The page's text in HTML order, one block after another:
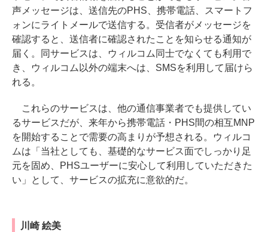
声メッセージは、送信先のPHS、携帯電話、スマートフ
ォンにライトメールで送信する。受信者がメッセージを
確認すると、送信者に確認されたことを知らせる通知が
届く。同サービスは、ウィルコム同士でなくても利用で
き、ウィルコム以外の端末へは、SMSを利用して届けら
れる。
これらのサービスは、他の通信事業者でも提供してい
るサービスだが、来年から携帯電話・PHS間の相互MNP
を開始することで需要の高まりが予想される。ウィルコ
ムは「当社としても、基礎的なサービス面でしっかり足
元を固め、PHSユーザーに安心して利用していただきた
い」として、サービスの拡充に意欲的だ。
川崎 絵美